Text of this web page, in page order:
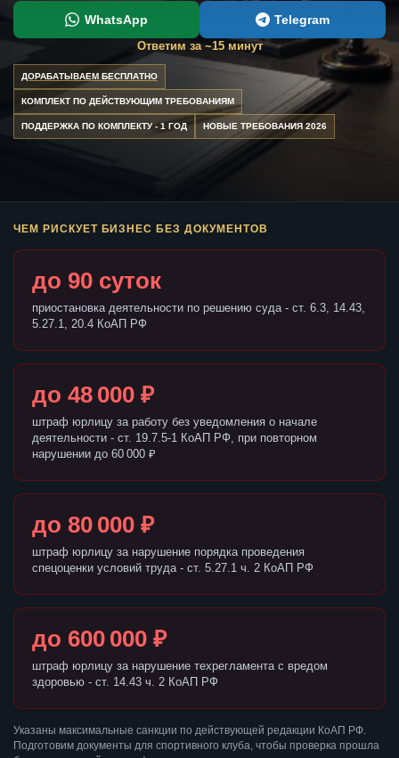
WhatsApp Telegram
Ответим за ~15 минут
ДОРАБАТЫВАЕМ БЕСПЛАТНО
КОМПЛЕКТ ПО ДЕЙСТВУЮЩИМ ТРЕБОВАНИЯМ
ПОДДЕРЖКА ПО КОМПЛЕКТУ - 1 ГОД НОВЫЕ ТРЕБОВАНИЯ 2026
ЧЕМ РИСКУЕТ БИЗНЕС БЕЗ ДОКУМЕНТОВ
до 90 суток
приостановка деятельности по решению суда - ст. 6.3, 14.43,
5.27.1, 20.4 КоАП РФ
до 48 000 ₽
штраф юрлицу за работу без уведомления о начале
деятельности - ст. 19.7.5-1 КоАП РФ, при повторном
нарушении до 60 000 ₽
до 80 000 ₽
штраф юрлицу за нарушение порядка проведения
спецоценки условий труда - ст. 5.27.1 ч. 2 КоАП РФ
до 600 000 ₽
штраф юрлицу за нарушение техрегламента с вредом
здоровью - ст. 14.43 ч. 2 КоАП РФ
Указаны максимальные санкции по действующей редакции КоАП РФ.
Подготовим документы для спортивного клуба, чтобы проверка прошла